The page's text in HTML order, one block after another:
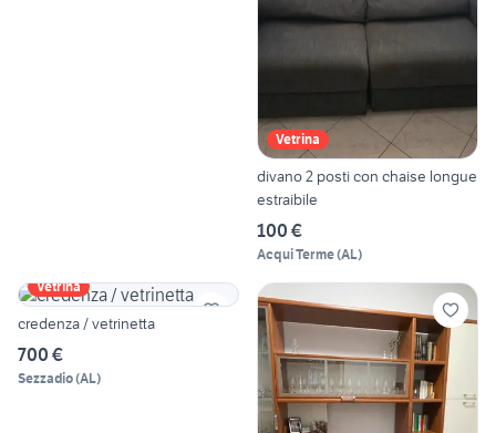
Vetrina
divano 2 posti con chaise longue
estraibile
100 €
Acqui Terme(AL)
Vetrina
credenza / vetrinetta
700 €
Sezzadio(AL)